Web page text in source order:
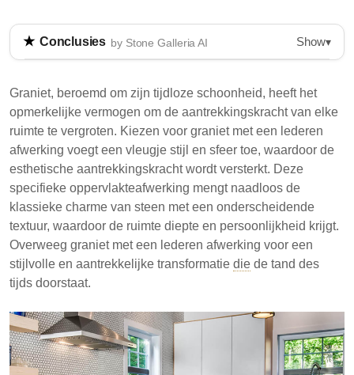
Conclusies by Stone Galleria AI Show▾
textuur en een ingetogen esthetiek, waardoor het een
populaire keuze is voor verschillende toepassingen.
Deze afwerking wordt bereikt door een specifieke
behandeling die de duurzaamheid en praktische
bruikbaarheid van de steen verbetert, vooral in
drukbezochte gebieden. Het artikel verkent de
kenmerken, voordelen en veelvoorkomende
toepassingen in residentiële en commerciële
instellingen.
Graniet met leren afwerking biedt een matte
uitstraling, ideaal voor een klassieke en
Het is praktisch voor drukbezochte gebieden,
omdat het krassen en slijtage effectief verbergt.
Graniet, beroemd om zijn tijdloze schoonheid, heeft het
opmerkelijke vermogen om de aantrekkingskracht van elke
ruimte te vergroten. Kiezen voor graniet met een lederen
afwerking voegt een vleugje stijl en sfeer toe, waardoor de
esthetische aantrekkingskracht wordt versterkt. Deze
specifieke oppervlakteafwerking mengt naadloos de
klassieke charme van steen met een onderscheidende
textuur, waardoor de ruimte diepte en persoonlijkheid krijgt.
Overweeg graniet met een lederen afwerking voor een
stijlvolle en aantrekkelijke transformatie die de tand des
tijds doorstaat.